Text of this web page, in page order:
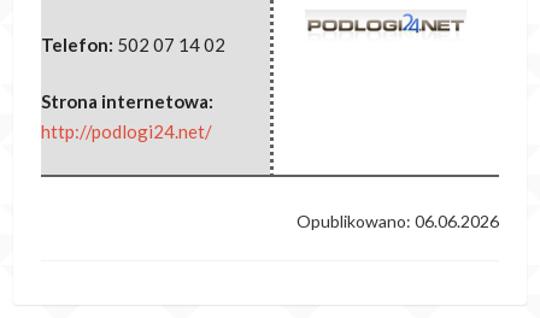
Telefon: 502 07 14 02
Strona internetowa:
http://podlogi24.net/
Opublikowano: 06.06.2026